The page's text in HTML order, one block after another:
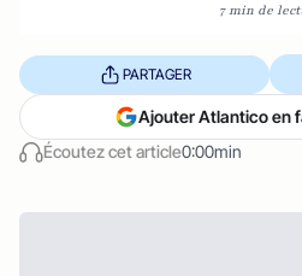
7 min de
Écoutez cet article0:00min
PARTAGER
Ajouter Atlantico en